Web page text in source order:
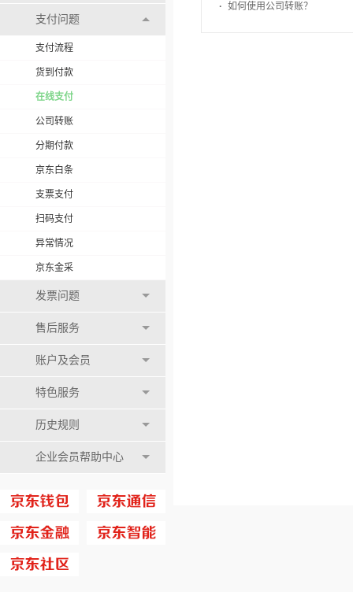
支付问题
支付流程
货到付款
在线支付
公司转账
分期付款
京东白条
支票支付
扫码支付
异常情况
京东金采
发票问题
售后服务
账户及会员
特色服务
历史规则
企业会员帮助中心
· 如何使用公司转账？